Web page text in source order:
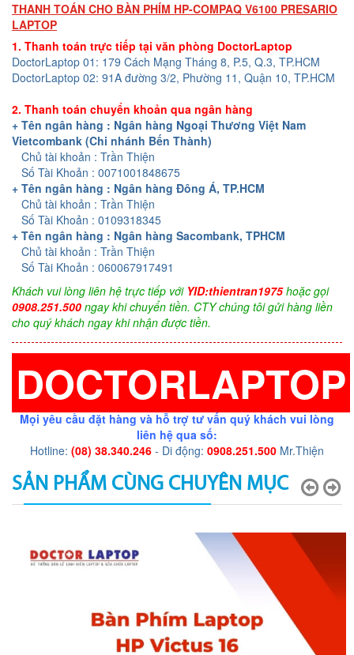
THANH TOÁN CHO BÀN PHÍM HP-COMPAQ V6100 PRESARIO
LAPTOP
1. Thanh toán trực tiếp tại văn phòng DoctorLaptop
DoctorLaptop 01: 179 Cách Mạng Tháng 8, P.5, Q.3, TP.HCM
DoctorLaptop 02: 91A đường 3/2, Phường 11, Quận 10, TP.HCM
2. Thanh toán chuyển khoản qua ngân hàng
+ Tên ngân hàng : Ngân hàng Ngoại Thương Việt Nam
Vietcombank (Chi nhánh Bến Thành)
Chủ tài khoản : Trần Thiện
Số Tài Khoản : 0071001848675
+ Tên ngân hàng : Ngân hàng Đông Á, TP.HCM
Chủ tài khoản : Trần Thiện
Số Tài Khoản : 0109318345
+ Tên ngân hàng : Ngân hàng Sacombank, TPHCM
Chủ tài khoản : Trần Thiện
Số Tài Khoản : 060067917491
Khách vui lòng liên hệ trực tiếp với YID:thientran1975hoặc gọi
0908.251.500 ngay khi chuyển tiền. CTY chúng tôi gửi hàng liền
cho quý khách ngay khi nhận được tiền.
DOCTORLAPTOP
Mọi yêu cầu đặt hàng và hỗ trợ tư vấn quý khách vui lòng
liên hệ qua số:
Hotline: (08) 38.340.246 - Di động: 0908.251.500 Mr.Thiện
SẢN PHẨM CÙNG CHUYÊN MỤC